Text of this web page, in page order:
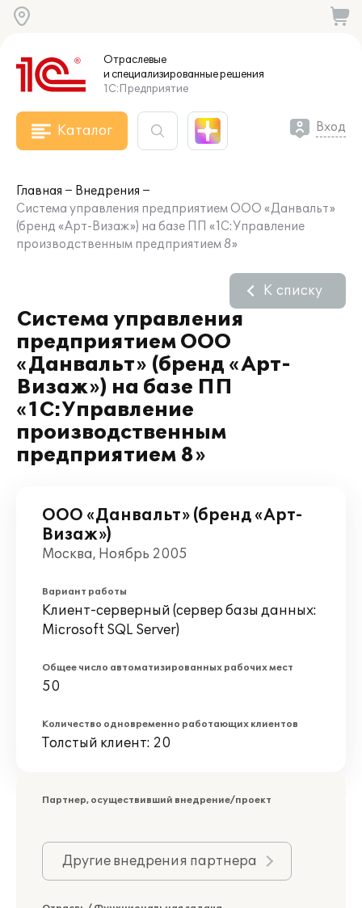
Отраслевые
и специализированныерешения
1С:Предприятие
Каталог Вход
Главная
Внедрения
Система управления предприятием ООО «Данвальт»
(бренд «Арт-Визаж») на базе ПП «1С:Управление
производственным предприятием 8»
Система управления
предприятием ООО
«Данвальт» (бренд «Арт-
Визаж») на базе ПП
«1С:Управление
производственным
предприятием 8»
К списку
ООО «Данвальт» (бренд «Арт-
Визаж»)
Москва, Ноябрь 2005
Вариант работы
Клиент-серверный (сервер базы данных:
Microsoft SQL Server)
Общее число автоматизированных рабочих мест
50
Количество одновременно работающих клиентов
Толстый клиент: 20
Партнер, осуществивший внедрение/проект
Другие внедрения партнера